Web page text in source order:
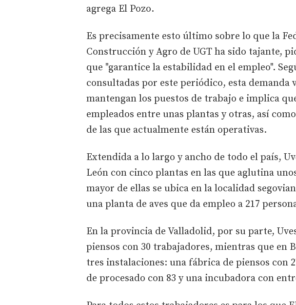
agrega El Pozo.
Es precisamente esto último sobre lo que la
Construcción y Agro de UGT ha sido tajante,
que "garantice la estabilidad en el empleo".
consultadas por este periódico, esta demanda
mantengan los puestos de trabajo e implica
empleados entre unas plantas y otras, así
de las que actualmente están operativas.
Extendida a lo largo y ancho de todo el país,
León con cinco plantas en las que aglutina
mayor de ellas se ubica en la localidad
una planta de aves que da empleo a 217
En la provincia de Valladolid, por su parte,
piensos con 30 trabajadores, mientras que en
tres instalaciones: una fábrica de piensos con
de procesado con 83 y una incubadora con